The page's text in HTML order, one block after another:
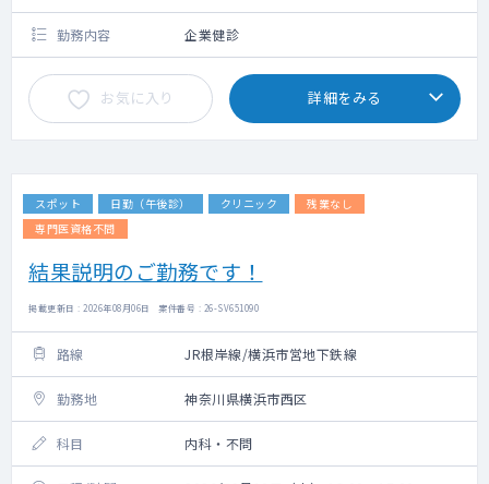
す）
勤務内容
企業健診
お気に入り 詳細をみる
スポット 日勤（午後診） クリニック
残業なし
専門医資格不問
結果説明のご勤務です！
掲載更新日 : 2026年08月06日 案件番号 : 26-SV651090
路線 JR根岸線/横浜市営地下鉄線
勤務地 神奈川県横浜市西区
科目 内科・不問